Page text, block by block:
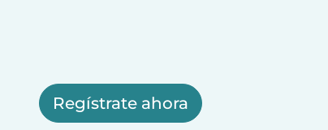
Regístrate ahora